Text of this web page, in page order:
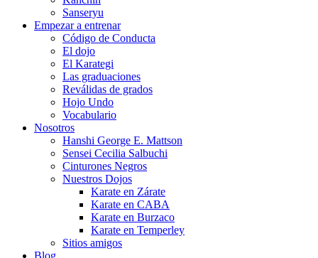
Sanseryu
Empezar a entrenar
Código de Conducta
El dojo
El Karategi
Las graduaciones
Reválidas de grados
Hojo Undo
Vocabulario
Nosotros
Hanshi George E. Mattson
Sensei Cecilia Salbuchi
Cinturones Negros
Nuestros Dojos
Karate en Zárate
Karate en CABA
Karate en Burzaco
Karate en Temperley
Sitios amigos
Blog